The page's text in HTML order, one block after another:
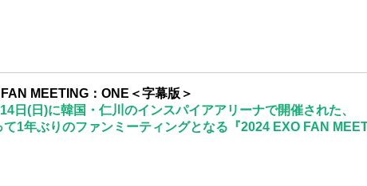
MEETING：ONE＜字幕版＞
日(日)に韓国・仁川のインスパイアアリーナで開催された、
て1年ぶりのファンミーティングとなる『2024 EXO FAN